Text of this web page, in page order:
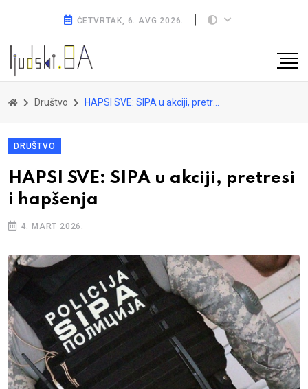
ČETVRTAK, 6. AVG 2026.
Društvo HAPSI SVE: SIPA u akciji, pretresi i hapšenja
DRUŠTVO
HAPSI SVE: SIPA u akciji, pretresi
i hapšenja
4. MART 2026.